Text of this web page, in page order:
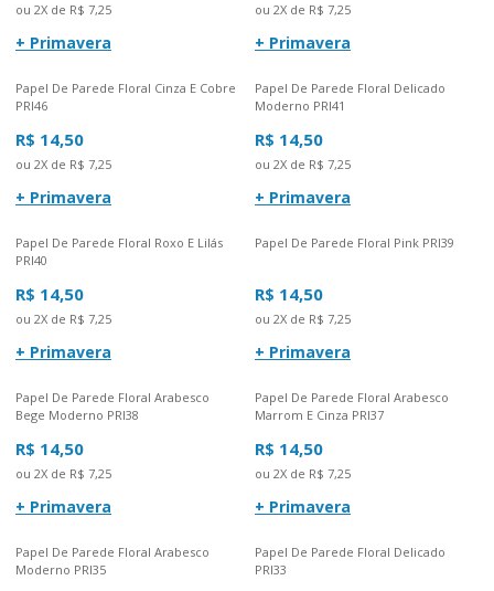
ou 2X de R$ 7,25
+ Primavera
ou 2X de R$ 7,25
+ Primavera
Papel De Parede Floral Cinza E Cobre
PRI46
R$ 14,50
ou 2X de R$ 7,25
+ Primavera
Papel De Parede Floral Delicado
Moderno PRI41
R$ 14,50
ou 2X de R$ 7,25
+ Primavera
Papel De Parede Floral Roxo E Lilás
PRI40
R$ 14,50
ou 2X de R$ 7,25
+ Primavera
Papel De Parede Floral Pink PRI39
R$ 14,50
ou 2X de R$ 7,25
+ Primavera
Papel De Parede Floral Arabesco
Bege Moderno PRI38
R$ 14,50
ou 2X de R$ 7,25
+ Primavera
Papel De Parede Floral Arabesco
Marrom E Cinza PRI37
R$ 14,50
ou 2X de R$ 7,25
+ Primavera
Papel De Parede Floral Arabesco
Moderno PRI35
Papel De Parede Floral Delicado
PRI33